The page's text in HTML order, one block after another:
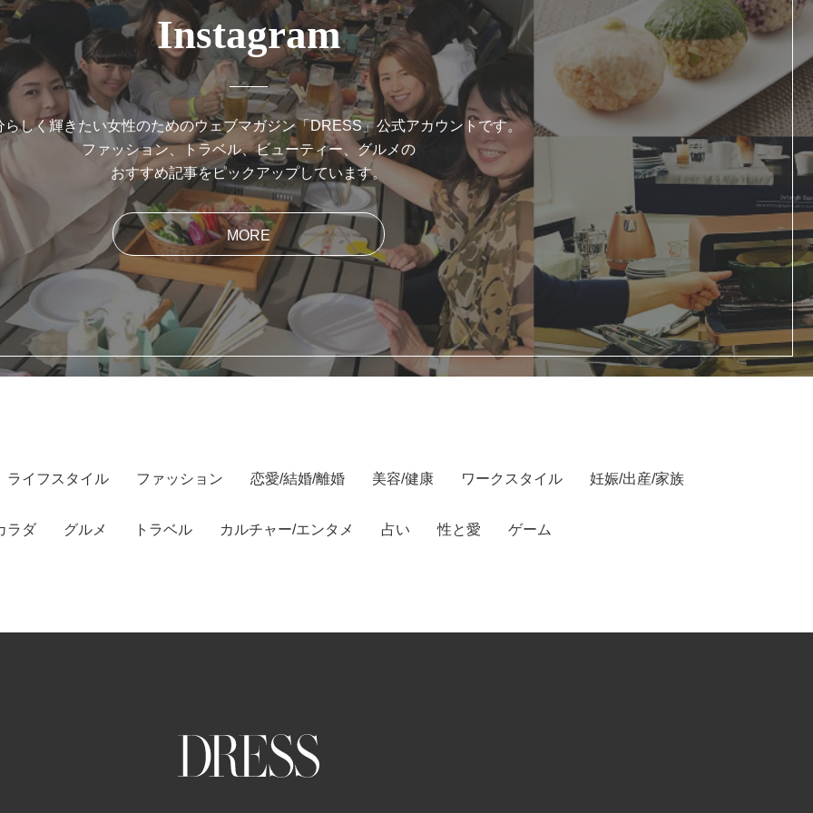
Instagram
らしく輝きたい女性のためのウェブマガジン「DRESS」公式アカウントです。
ファッション、トラベル、ビューティー、グルメの
おすすめ記事をピックアップしています。
MORE
ライフスタイル ファッション 恋愛/結婚/離婚 美容/健康 ワークスタイル 妊娠/出産/家族
ラダ グルメ トラベル カルチャー/エンタメ 占い 性と愛 ゲーム